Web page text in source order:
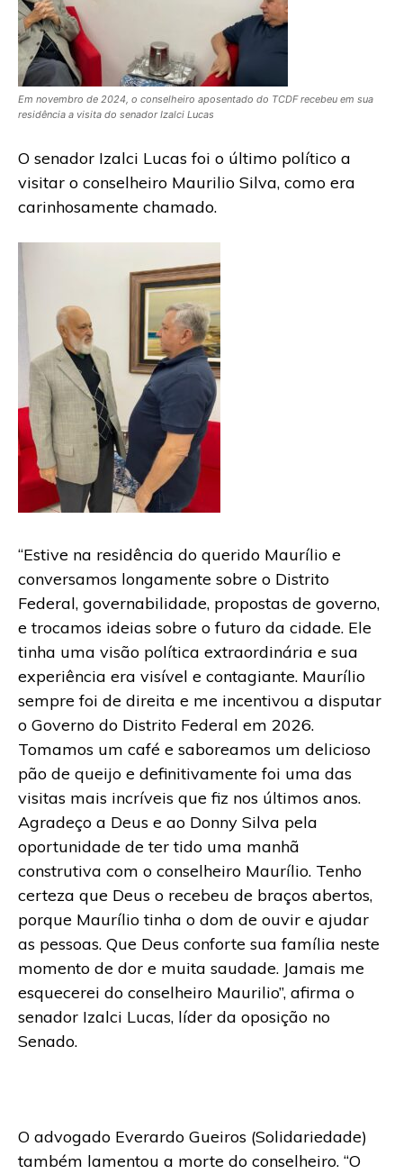
Em novembro de 2024, o conselheiro aposentado do TCDF recebeu em sua
residência a visita do senador Izalci Lucas
O senador Izalci Lucas foi o último político a
visitar o conselheiro Maurilio Silva, como era
carinhosamente chamado.
“Estive na residência do querido Maurílio e
conversamos longamente sobre o Distrito
Federal, governabilidade, propostas de governo,
e trocamos ideias sobre o futuro da cidade. Ele
tinha uma visão política extraordinária e sua
experiência era visível e contagiante. Maurílio
sempre foi de direita e me incentivou a disputar
o Governo do Distrito Federal em 2026.
Tomamos um café e saboreamos um delicioso
pão de queijo e definitivamente foi uma das
visitas mais incríveis que fiz nos últimos anos.
Agradeço a Deus e ao Donny Silva pela
oportunidade de ter tido uma manhã
construtiva com o conselheiro Maurílio. Tenho
certeza que Deus o recebeu de braços abertos,
porque Maurílio tinha o dom de ouvir e ajudar
as pessoas. Que Deus conforte sua família neste
momento de dor e muita saudade. Jamais me
esquecerei do conselheiro Maurilio”, afirma o
senador Izalci Lucas, líder da oposição no
Senado.
O advogado Everardo Gueiros (Solidariedade)
também lamentou a morte do conselheiro. “O